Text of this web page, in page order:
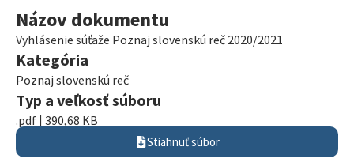
Názov dokumentu
Vyhlásenie súťaže Poznaj slovenskú reč 2020/2021
Kategória
Poznaj slovenskú reč
Typ a veľkosť súboru
.pdf | 390,68 KB
Stiahnuť súbor